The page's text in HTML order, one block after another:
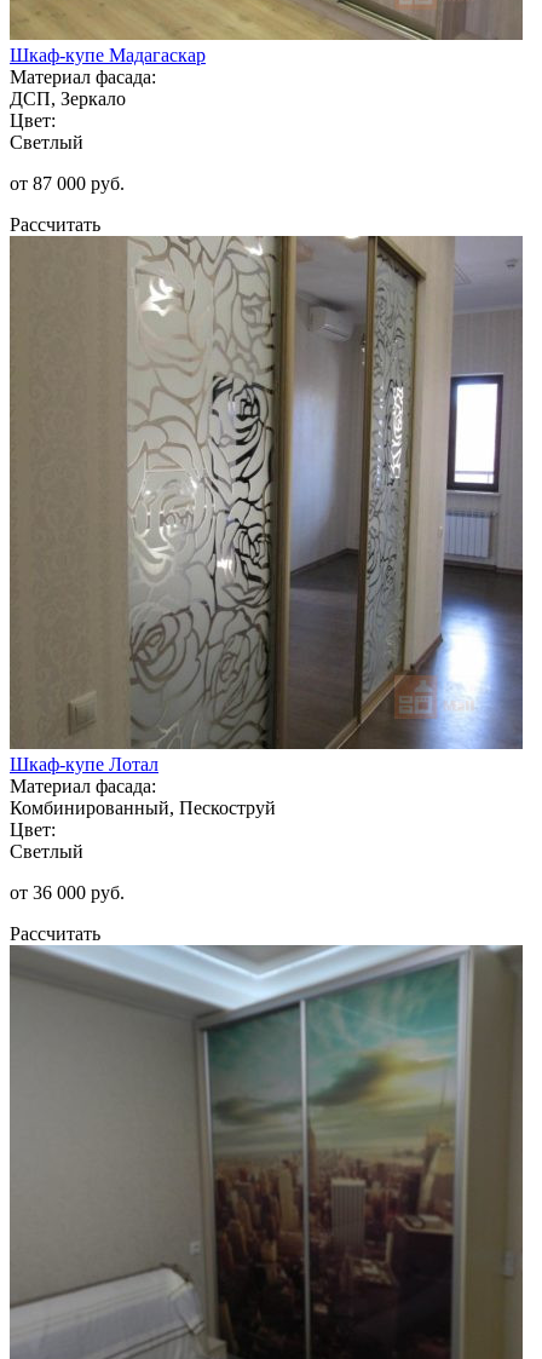
Шкаф-купе Мадагаскар
Материал фасада:
ДСП, Зеркало
Цвет:
Светлый
от 87 000 руб.
Рассчитать
Шкаф-купе Лотал
Материал фасада:
Комбинированный, Пескоструй
Цвет:
Светлый
от 36 000 руб.
Рассчитать